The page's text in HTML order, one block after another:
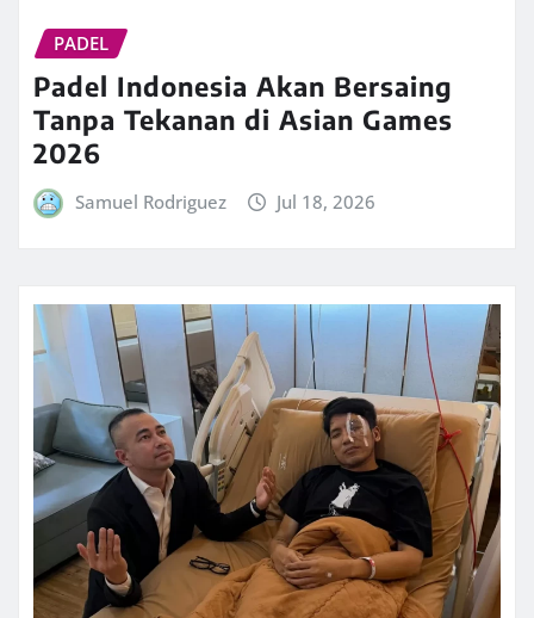
PADEL
Padel Indonesia Akan Bersaing
Tanpa Tekanan di Asian Games
2026
Samuel Rodriguez Jul 18, 2026